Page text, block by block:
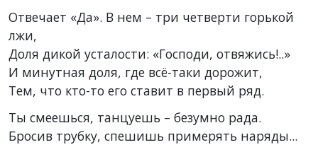
Отвечает «Да». В нем – три четверти горькой
лжи,
Доля дикой усталости: «Господи, отвяжись!..»
И минутная доля, где всё-таки дорожит,
Тем, что кто-то его ставит в первый ряд.
Ты смеешься, танцуешь – безумно рада.
Бросив трубку, спешишь примерять наряды...